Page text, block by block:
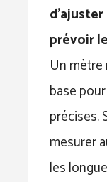
prévoir
Un mètre
base
précises.
mesurer
les